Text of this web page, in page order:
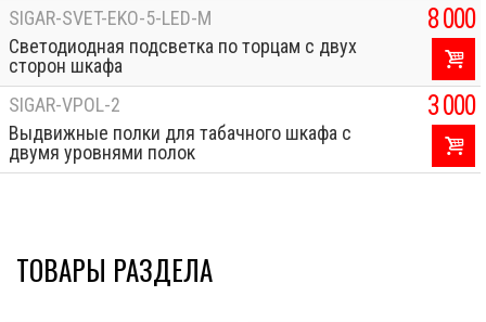
SIGAR-SVET-EKO-5-LED-M
Светодиодная подсветка по торцам с двух
сторон шкафа
8 000
SIGAR-VPOL-2
Выдвижные полки для табачного шкафа с
двумя уровнями полок
3 000
ТОВАРЫ РАЗДЕЛА